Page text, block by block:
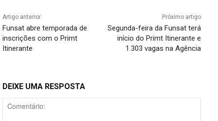
Artigo anterior
Funsat abre temporada de
inscrições com o Primt
Itinerante
Próximo artigo
Segunda-feira da Funsat terá
início do Primt Itinerante e
1.303 vagas na Agência
DEIXE UMA RESPOSTA